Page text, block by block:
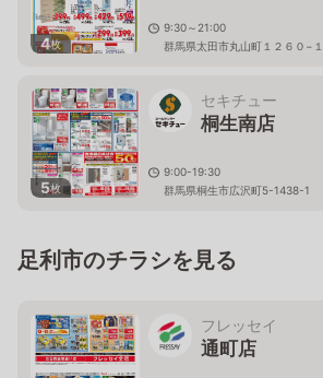
4枚
9:30～21:00
群馬県太田市丸山町１２６０−１
5枚
セキチュー
桐生南店
9:00-19:30
群馬県桐生市広沢町5-1438-1
足利市のチラシを見る
フレッセイ
通町店